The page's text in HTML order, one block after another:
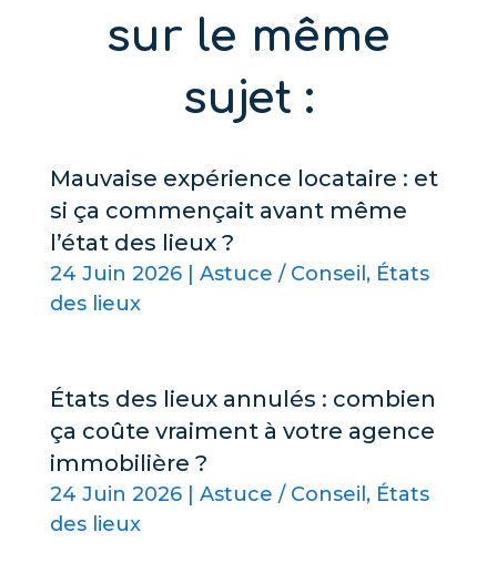
sur le même
sujet :
Mauvaise expérience locataire : et
si ça commençait avant même
l’état des lieux ?
24 Juin 2026| Astuce / Conseil, États
des lieux
États des lieux annulés : combien
ça coûte vraiment à votre agence
immobilière ?
24 Juin 2026| Astuce / Conseil, États
des lieux